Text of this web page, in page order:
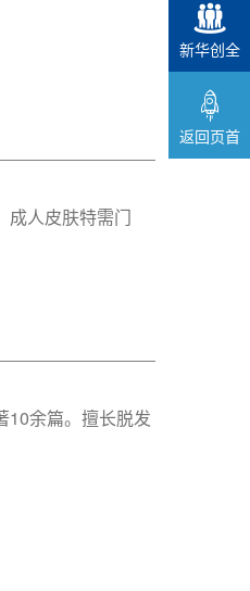
新华创全
返回页首
成人皮肤特需门
10余篇。擅长脱发